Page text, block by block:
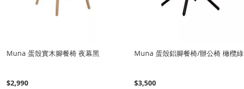
Muna 蛋殼實木腳餐椅 夜幕黑
$2,990
Muna 蛋殼鋁腳餐椅/辦公椅 橄欖綠
$3,500